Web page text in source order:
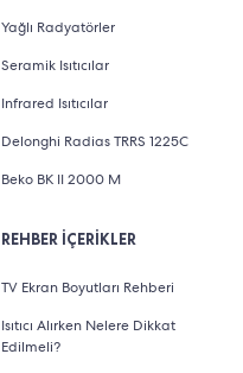
Yağlı Radyatörler
Seramik Isıtıcılar
Infrared Isıtıcılar
Delonghi Radias TRRS 1225C
Beko BK II 2000 M
REHBER İÇERİKLER
TV Ekran Boyutları Rehberi
Isıtıcı Alırken Nelere Dikkat
Edilmeli?